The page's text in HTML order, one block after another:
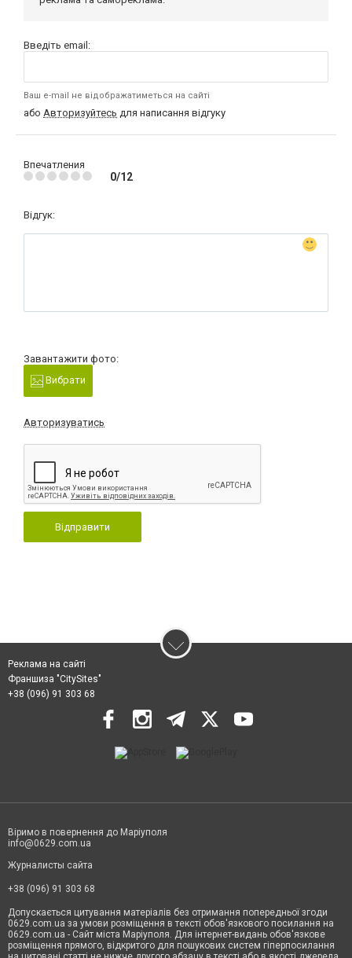
Введіть email:
Ваш e-mail не відображатиметься на сайті
або Авторизуйтесь для написання відгуку
Впечатления
0/12
Відгук:
Завантажити фото:
Вибрати
Авторизуватись
Відправити
Реклама на сайті
Франшиза "CitySites"
+38 (096) 91 303 68
Віримо в повернення до Маріуполя
info@0629.com.ua
Журналисты сайта
+38 (096) 91 303 68
Допускається цитування матеріалів без отримання попередньої згоди
0629.com.ua за умови розміщення в тексті обов'язкового посилання на
0629.com.ua - Сайт міста Маріуполя. Для інтернет-видань обов'язкове
розміщення прямого, відкритого для пошукових систем гіперпосилання